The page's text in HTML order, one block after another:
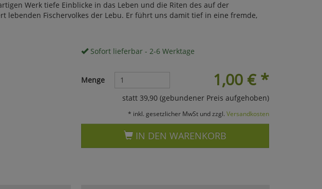
Werk tiefe Einblicke in das Leben und die Riten des auf der
lebenden Fischervolkes der Lebu. Er führt uns damit tief in eine fremde,
Sofort lieferbar - 2-6 Werktage
1,00 €*
Menge
statt 39,90 (gebundener Preis aufgehoben)
* inkl. gesetzlicher MwSt und zzgl. Versandkosten
IN DEN WARENKORB